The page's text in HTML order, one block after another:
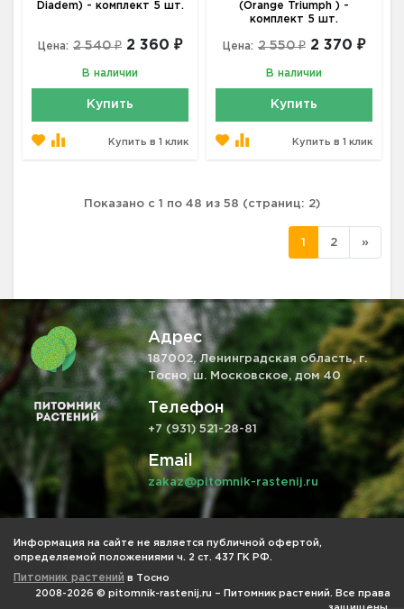
Diadem) - комплект 5 шт.
Цена: 2 540 ₽ 2 360 ₽
В наличии
Купить
Купить в 1 клик
(Orange Triumph ) -
комплект 5 шт.
Цена: 2 550 ₽ 2 370 ₽
В наличии
Купить
Купить в 1 клик
Показано с 1 по 48 из 58 (страниц: 2)
1 2 »
Адрес
187002, Ленинградская область, г.
Тосно, ш. Московское, дом 40
Телефон
+7 (931) 521-28-81
Email
zakaz@pitomnik-rastenij.ru
Информация на сайте не является публичной офертой,
определяемой положениями ч. 2 ст. 437 ГК РФ.
Питомник растений в Тосно
2008-2026 © pitomnik-rastenij.ru – Питомник растений. Все права